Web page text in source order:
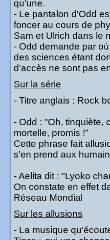
qu'une.
- Le pantalon d'Odd
foncer au cours de
Sam et Ulrich dans le
- Odd demande par
des sciences étant
d'accès ne sont pas
Sur la série
- Titre anglais : Rock
- Odd : "Oh, tinquiète,
mortelle, promis !"
Cette phrase fait
s'en prend aux
- Aelita dit : "Lyoko
On constate en effet
Réseau Mondial
Sur les allusions
- La musique